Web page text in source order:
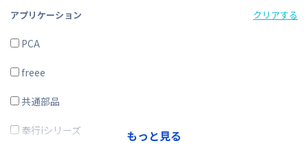
製造業
電気・ガス・熱供給・水道業
情報通信業
運輸業、郵便業
卸売業、小売業
アプリケーション クリアする
PCA
freee
共通部品
奉行iシリーズ もっと見る